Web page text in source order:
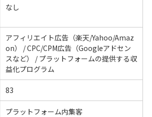
なし
アフィリエイト広告（楽天/Yahoo/Amaz
on） / CPC/CPM広告（Googleアドセン
スなど） / プラットフォームの提供する収
益化プログラム
83
プラットフォーム内集客